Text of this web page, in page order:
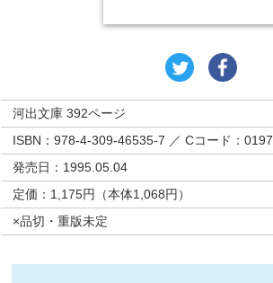
河出文庫 392ページ
ISBN：978-4-309-46535-7 ／ Cコード：0197
発売日：1995.05.04
定価：1,175円（本体1,068円）
×品切・重版未定